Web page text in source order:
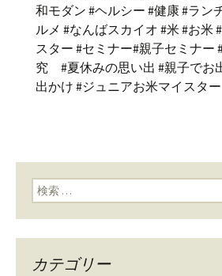
和モダン #ヘルシー #健康 #ラン
ルメ #なんばスカイオ #米 #お米
スター #セミナー#親子セミナー
究 #夏休みの思い出 #親子でお
出かけ #ジュニアお米マイスター
検索:
カテゴリー